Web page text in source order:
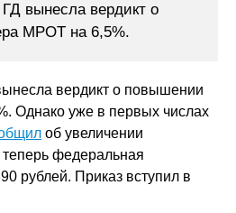
ГД вынесла вердикт о
МРОТ на 6,5%.
вердикт о повышении
Однако уже в первых числах
об увеличении
федеральная
рублей. Приказ вступил в